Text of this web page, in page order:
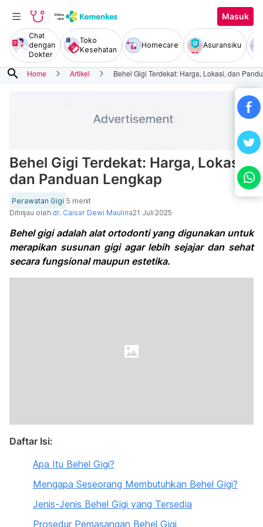
Masuk
Chat
dengan
Dokter
Toko
Kesehatan
Homecare Asuransiku
search Home Artikel Behel Gigi Terdekat: Harga, Lokasi, dan
Behel Gigi Terdekat: Harga, Lokasi,
dan Panduan Lengkap
Perawatan Gigi 5 menit
Ditinjau oleh dr. Caisar Dewi Maulina21 Juli 2025
Behel gigi adalah alat ortodonti yang digunakan untuk
merapikan susunan gigi agar lebih sejajar dan sehat
secara fungsional maupun estetika.
Daftar Isi:
Apa Itu Behel Gigi?
Mengapa Seseorang Membutuhkan Behel Gigi?
Jenis-Jenis Behel Gigi yang Tersedia
Prosedur Pemasangan Behel Gigi